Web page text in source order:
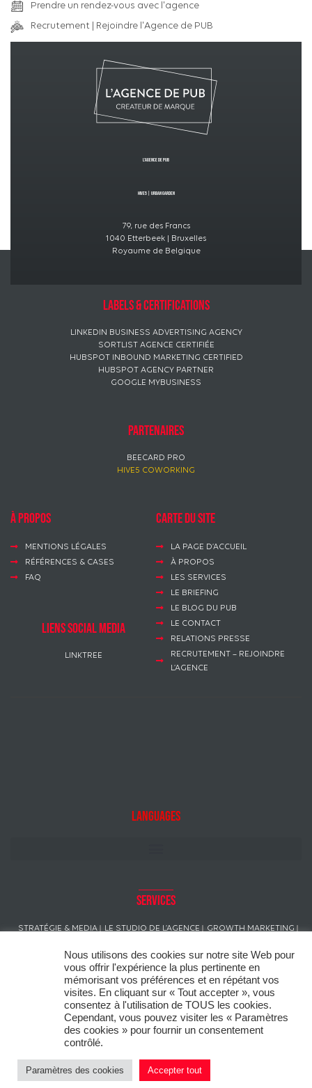
Prendre un rendez-vous avec l'agence
Recrutement | Rejoindre l'Agence de PUB
L’Agence de PUB
Hive5 Urban GardeN
79, rue des Francs
1040 Etterbeek | Bruxelles
Royaume de Belgique
Labels & certifications
LINKEDIN BUSINESS ADVERTISING AGENCY
SORTLIST AGENCE CERTIFIÉE
HUBSPOT INBOUND MARKETING CERTIFIED
HUBSPOT AGENCY PARTNER
GOOGLE MYBUSINESS
Partenaires
BEECARD PRO
HIVE5 COWORKING
à propos
MENTIONS LÉGALES
RÉFÉRENCES & CASES
FAQ
LIENS SOCIAL MEDIA
LINKTREE
Carte du site
LA PAGE D’ACCUEIL
À PROPOS
LES SERVICES
LE BRIEFING
LE BLOG DU PUB
LE CONTACT
RELATIONS PRESSE
RECRUTEMENT – REJOINDRE
L’AGENCE
Languages
Services
STRATÉGIE & MEDIA LE STUDIO DE L’AGENCE
GROWTH MARKETING
RELATIONS PUBLIQUES & PRESSE
IDENTITÉ SONORE DE MARQUE
CREATIVE SOCIAL MEDIA
ACTIVATION TERRAIN CONSEIL EN IMAGE
Ce site utilise des « cookies » dans le respect du règlement général sur
promotions adaptées à vos préférences.
Nous utilisons des cookies sur notre site Web pour
vous offrir l'expérience la plus pertinente en
mémorisant vos préférences et en répétant vos
visites. En cliquant sur « Tout accepter », vous
consentez à l'utilisation de TOUS les cookies.
Cependant, vous pouvez visiter les « Paramètres
des cookies » pour fournir un consentement
contrôlé.
Paramètres des cookies Accepter tout